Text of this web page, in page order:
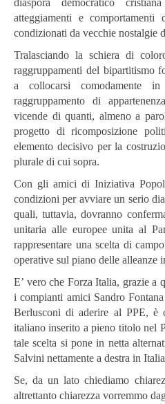
diaspora democratico
atteggiamenti e
condizionati da vecchie nostalgie
Tralasciando la schiera di
raggruppamenti del bipartitismo
a collocarsi comodamente
raggruppamento di
vicende di quanti, almeno a
progetto di ricomposizione
elemento decisivo per la
plurale di cui sopra.
Con gli amici di Iniziativa
condizioni per avviare un serio
quali, tuttavia, dovranno
unitaria alle europee unita al
rappresentare una scelta di
operative sul piano delle alleanze
E’ vero che Forza Italia, grazie a
i compianti amici Sandro
Berlusconi di aderire al PPE,
italiano inserito a pieno titolo nel
tale scelta si pone in netta
Salvini nettamente a destra in
Se, da un lato chiediamo
altrettanto chiarezza vorremmo